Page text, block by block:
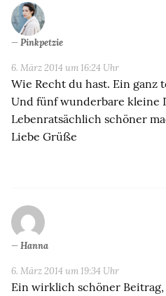
Pinkpetzie
6. März 2014 um 16:24 Uhr
Wie Recht du hast. Ein ganz
Und fünf wunderbare kleine
Lebenratsächlich schöner
Liebe Grüße
Hanna
6. März 2014 um 19:34 Uhr
Ein wirklich schöner